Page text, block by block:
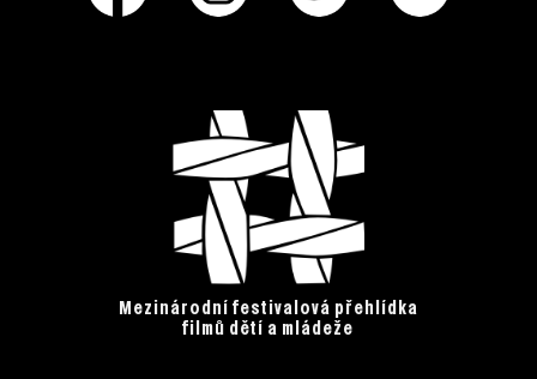
Mezinárodní festivalová přehlídka
filmů dětí a mládeže